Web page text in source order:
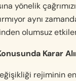
yönelik
aynı
olumsuz
Karar
rejiminin